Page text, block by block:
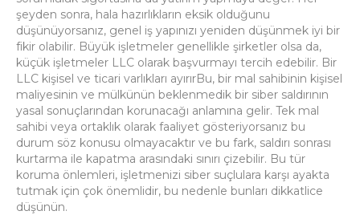
şeyden sonra, hala hazırlıkların eksik olduğunu
düşünüyorsanız, genel iş yapınızı yeniden düşünmek iyi bir
fikir olabilir. Büyük işletmeler genellikle şirketler olsa da,
küçük işletmeler LLC olarak başvurmayı tercih edebilir. Bir
LLC kişisel ve ticari varlıkları ayırırBu, bir mal sahibinin kişisel
maliyesinin ve mülkünün beklenmedik bir siber saldırının
yasal sonuçlarından korunacağı anlamına gelir. Tek mal
sahibi veya ortaklık olarak faaliyet gösteriyorsanız bu
durum söz konusu olmayacaktır ve bu fark, saldırı sonrası
kurtarma ile kapatma arasındaki sınırı çizebilir. Bu tür
koruma önlemleri, işletmenizi siber suçlulara karşı ayakta
tutmak için çok önemlidir, bu nedenle bunları dikkatlice
düşünün.